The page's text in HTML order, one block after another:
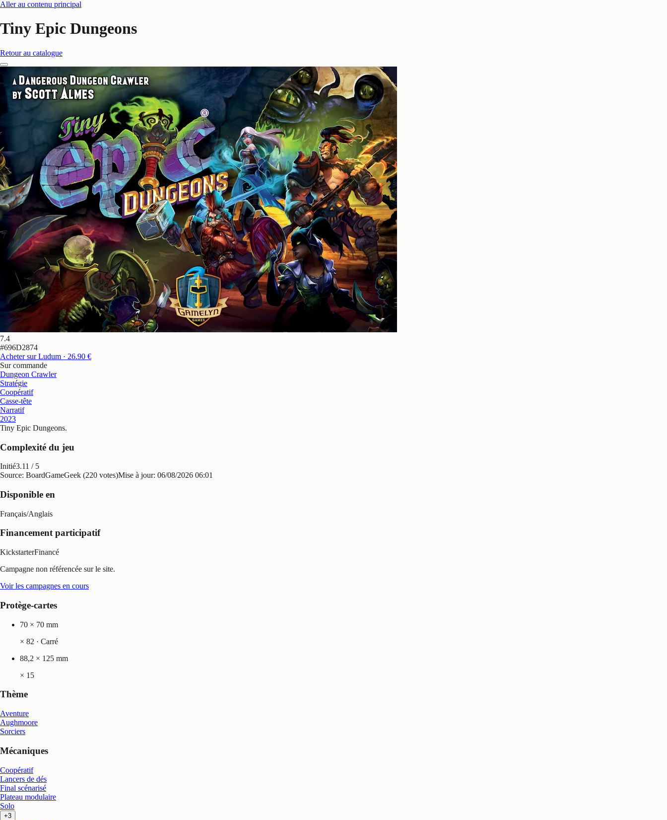
Aller au contenu principal
Tiny Epic Dungeons
Retour au catalogue
7.4
#696D2874
Acheter sur Ludum · 26.90 €
Sur commande
Dungeon Crawler
Stratégie
Coopératif
Casse-tête
Narratif
2023
Tiny Epic Dungeons.
Complexité du jeu
Initié3.11 / 5
Source: BoardGameGeek (220 votes)Mise à jour: 06/08/2026 06:01
Disponible en
Français/Anglais
Financement participatif
KickstarterFinancé
Campagne non référencée sur le site.
Voir les campagnes en cours
Protège-cartes
70 × 70 mm
× 82 · Carré
88,2 × 125 mm
× 15
Thème
Aventure
Aughmoore
Sorciers
Mécaniques
Coopératif
Lancers de dés
Final scénarisé
Plateau modulaire
Solo
+3